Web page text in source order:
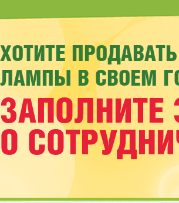
ХОТИТЕ
ЛАМПЫ В СВОЕМ
ЗАПОЛНИТЕ
О